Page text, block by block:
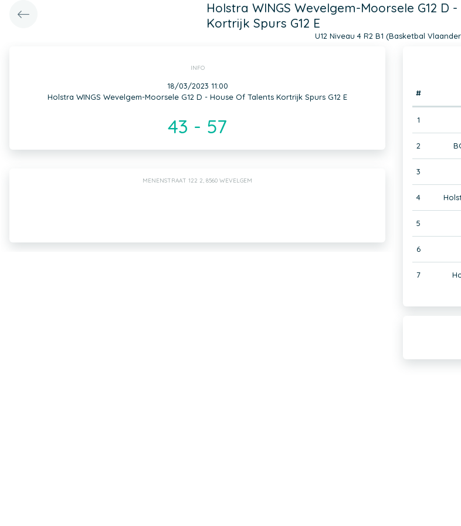
Holstra WINGS Wevelgem-Moorsele G12 D
Kortrijk Spurs G12 E
U12 Niveau 4 R2 B1 (Basketbal
INFO
18/03/2023 11:00
Holstra WINGS Wevelgem-Moorsele G12 D - House Of Talents Kortrijk Spurs G12 E
43 - 57
MENENSTRAAT 122 2, 8560 WEVELGEM
#
1
2
3
4
5
6
7